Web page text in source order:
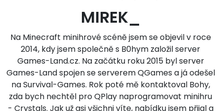
MIREK_
Na Minecraft minihrové scéně jsem se objevil v roce
2014, kdy jsem společně s B0hym založil server
Games-Land.cz. Na začátku roku 2015 byl server
Games-Land spojen se serverem QGames a já odešel
na Survival-Games. Rok poté mě kontaktoval Bohy,
zda bych nechtěl pro QPlay naprogramovat minihru
- Crystals. Jak už asi všichni víte, nabídku jsem přijal a